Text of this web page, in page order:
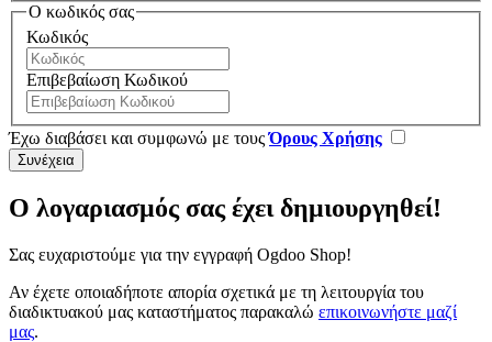
Ο κωδικός σας
Κωδικός
Επιβεβαίωση Κωδικού
Έχω διαβάσει και συμφωνώ με τουςΌρους Χρήσης
Ο λογαριασμός σας έχει δημιουργηθεί!
Σας ευχαριστούμε για την εγγραφή Ogdoo Shop!
Αν έχετε οποιαδήποτε απορία σχετικά με τη λειτουργία του
διαδικτυακού μας καταστήματος παρακαλώ επικοινωνήστε μαζί
μας.